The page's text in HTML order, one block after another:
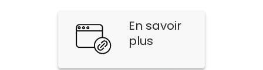
En savoir
plus